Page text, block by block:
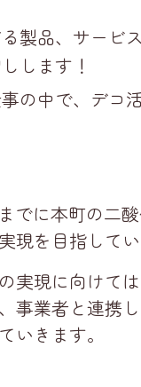
製品、サービ
します！
の中で、デコ
でに本町の二
現を目指してい
実現に向けて
事業者と連携
いきます。